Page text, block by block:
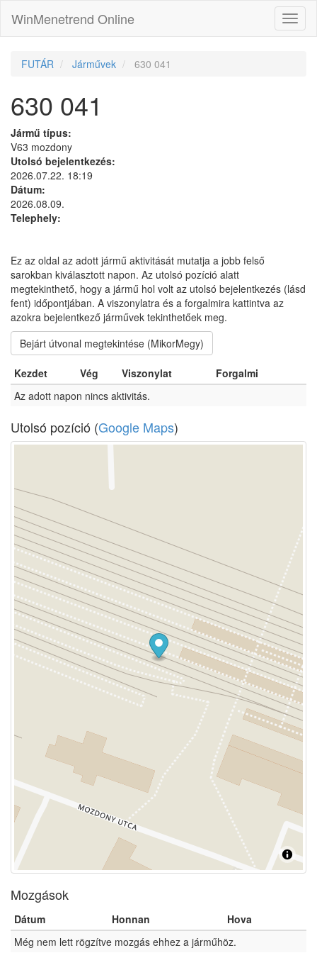
WinMenetrend Online
FUTÁR Járművek 630 041
630 041
Jármű típus:
V63 mozdony
Utolsó bejelentkezés:
2026.07.22. 18:19
Dátum:
2026.08.09.
Telephely:
Ez az oldal az adott jármű aktivitását mutatja a jobb felső
sarokban kiválasztott napon. Az utolsó pozíció alatt
megtekinthető, hogy a jármű hol volt az utolsó bejelentkezés (lásd
fent) időpontjában. A viszonylatra és a forgalmira kattintva az
azokra bejelentkező járművek tekinthetőek meg.
Bejárt útvonal megtekintése (MikorMegy)
Kezdet Vég Viszonylat
Forgalmi
Az adott napon nincs aktivitás.
Utolsó pozíció (Google Maps)
Mozgások
Dátum Honnan
Hova
Még nem lett rögzítve mozgás ehhez a járműhöz.